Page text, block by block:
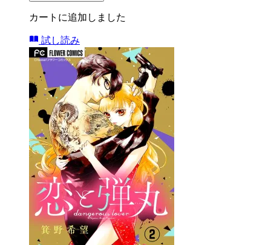
カートに追加しました
試し読み